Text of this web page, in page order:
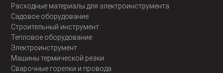
Расходные материалы для электроинструмента
Садовое оборудование
Строительный инструмент
Тепловое оборудование
Электроинструмент
Машины термической резки
Сварочные горелки и провода